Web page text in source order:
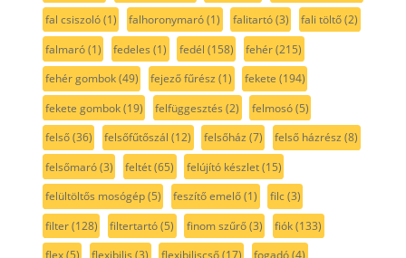
fal csiszoló(1) falhoronymaró(1) falitartó(3) fali töltő(2)
falmaró(1) fedeles (1) fedél (158) fehér(215)
fehér gombok(49) fejező fűrész (1) fekete (194)
fekete gombok(19) felfüggesztés (2) felmosó(5)
felső(36) felsőfűtőszál (12) felsőház (7) felső házrész (8)
felsőmaró(3) feltét(65) felújító készlet(15)
felültöltős mosógép(5) feszítő emelő(1) filc(3)
filter(128) filtertartó(5) finom szűrő(3) fiók(133)